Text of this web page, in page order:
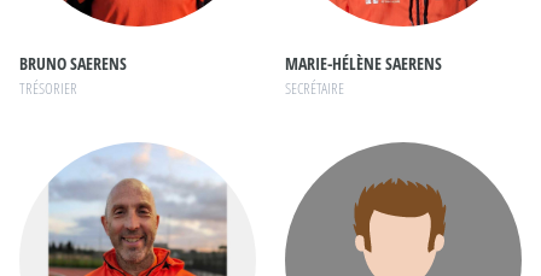
BRUNO SAERENS
TRÉSORIER
MARIE-HÉLÈNE SAERENS
SECRÉTAIRE